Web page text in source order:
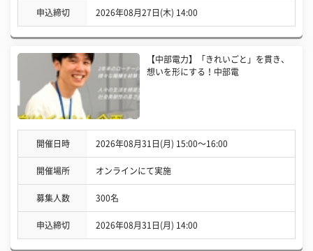
申込締切 2026年08月27日(木) 14:00
【中部電力】「きれいごと」を貫き、
想いを形にする！中部電
開催日時 2026年08月31日(月) 15:00〜16:00
開催場所 オンラインにて実施
募集人数 300名
申込締切 2026年08月31日(月) 14:00